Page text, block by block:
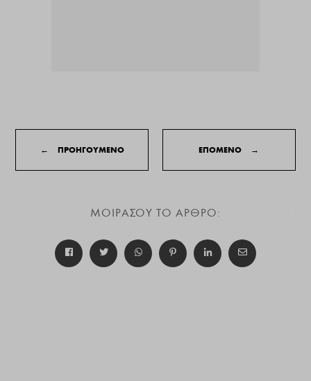
← ΠΡΟΗΓΟΥΜΕΝΟ ΕΠΟΜΕΝΟ →
ΜΟΙΡΑΣΟΥ ΤΟ ΑΡΘΡΟ: